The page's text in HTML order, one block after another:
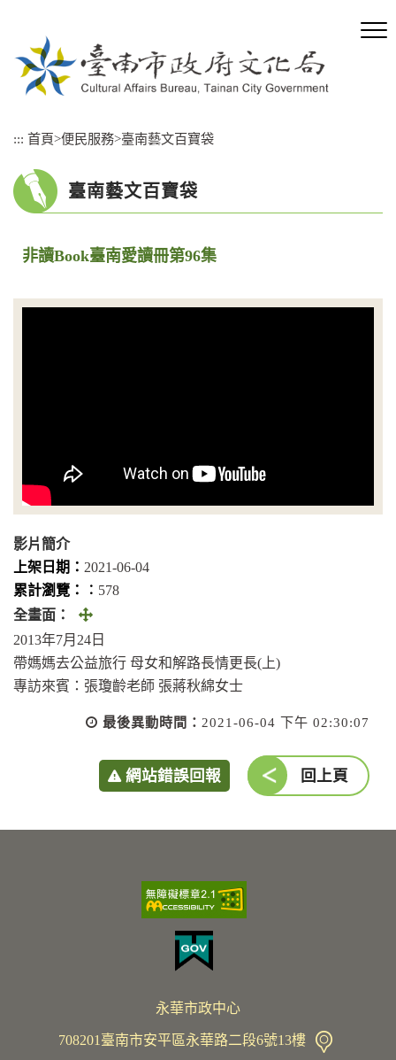
::: 首頁>便民服務>臺南藝文百寶袋
臺南藝文百寶袋
非讀Book臺南愛讀冊第96集
影片簡介
上架日期： 2021-06-04
累計瀏覽：︰ 578
全畫面：
全
畫
面
(另
視
2013年7月24日
帶媽媽去公益旅行 母女和解路長情更長(上)
專訪來賓：張瓊齡老師 張蔣秋綿女士
最後異動時間： 2021-06-04 下午 02:30:07
網站錯誤回報 回上頁
永華市政中心
708201臺南市安平區永華路二段6號13樓